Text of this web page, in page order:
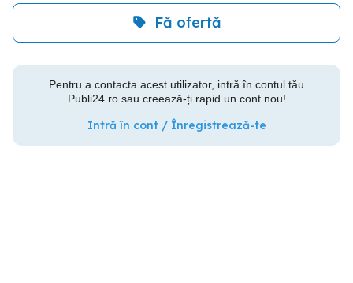
Fă ofertă
Pentru a contacta acest utilizator, intră în contul tău
Publi24.ro sau creează-ți rapid un cont nou!
Intră în cont / Înregistrează-te